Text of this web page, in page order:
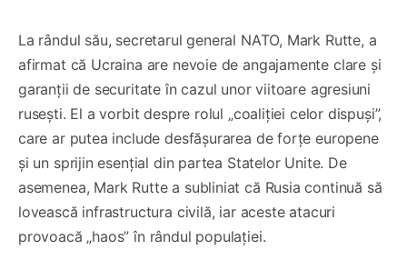
La rândul său, secretarul general NATO, Mark Rutte, a
afirmat că Ucraina are nevoie de angajamente clare și
garanții de securitate în cazul unor viitoare agresiuni
rusești. El a vorbit despre rolul „coaliției celor dispuși”,
care ar putea include desfășurarea de forțe europene
și un sprijin esențial din partea Statelor Unite. De
asemenea, Mark Rutte a subliniat că Rusia continuă să
lovească infrastructura civilă, iar aceste atacuri
provoacă „haos” în rândul populației.